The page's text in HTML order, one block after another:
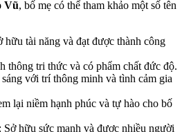
Vũ, bố mẹ có thể tham khảo một số tên
hữu tài năng và đạt được thành công
thông tri thức và có phẩm chất đức độ.
sáng với trí thông minh và tình cảm gia
lại niềm hạnh phúc và tự hào cho bố
: Sở hữu sức mạnh và được nhiều người